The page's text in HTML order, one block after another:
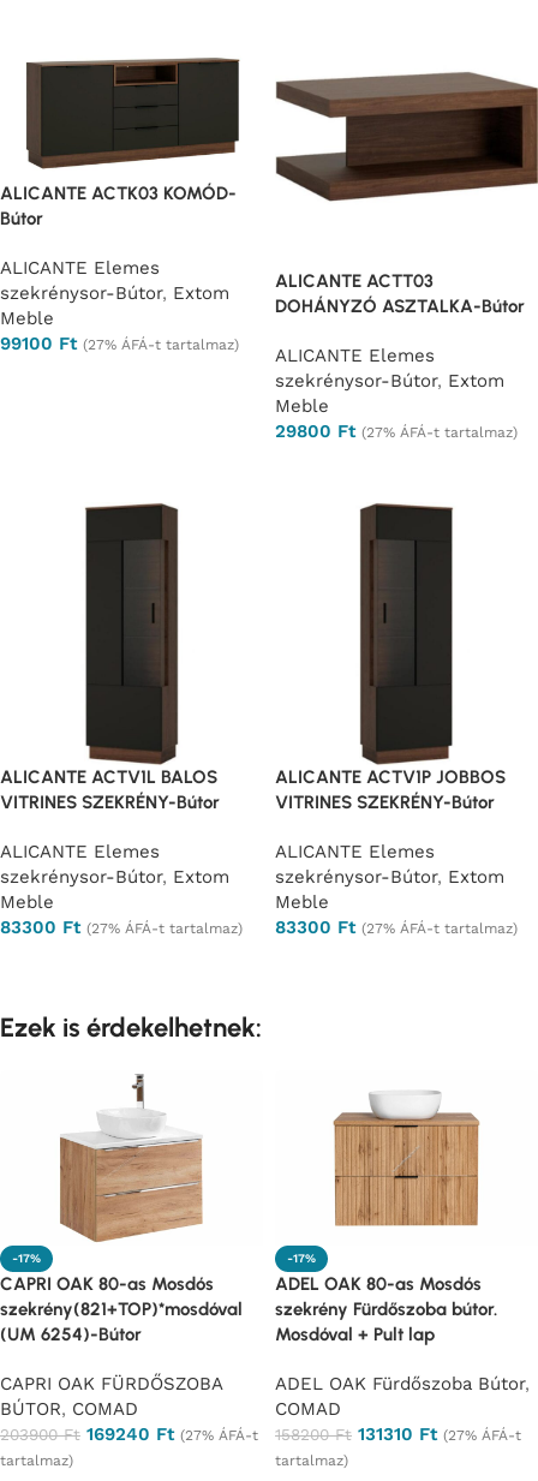
ALICANTE ACTK03 KOMÓD-
Bútor
ALICANTE Elemes
szekrénysor-Bútor, Extom
Meble
99100 Ft (27% ÁFÁ-t tartalmaz)
ALICANTE ACTT03
DOHÁNYZÓ ASZTALKA-Bútor
ALICANTE Elemes
szekrénysor-Bútor, Extom
Meble
29800 Ft (27% ÁFÁ-t tartalmaz)
ALICANTE ACTV1L BALOS
VITRINES SZEKRÉNY-Bútor
ALICANTE Elemes
szekrénysor-Bútor, Extom
Meble
83300 Ft (27% ÁFÁ-t tartalmaz)
ALICANTE ACTV1P JOBBOS
VITRINES SZEKRÉNY-Bútor
ALICANTE Elemes
szekrénysor-Bútor, Extom
Meble
83300 Ft (27% ÁFÁ-t tartalmaz)
Ezek is érdekelhetnek:
-17%
CAPRI OAK 80-as Mosdós
szekrény(821+TOP)*mosdóval
(UM 6254)-Bútor
CAPRI OAK FÜRDŐSZOBA
BÚTOR, COMAD
203900Ft 169240 Ft (27% ÁFÁ-t
tartalmaz)
-17%
ADEL OAK 80-as Mosdós
szekrény Fürdőszoba bútor.
Mosdóval + Pult lap
ADEL OAK Fürdőszoba Bútor,
COMAD
158200Ft 131310 Ft (27% ÁFÁ-t
tartalmaz)